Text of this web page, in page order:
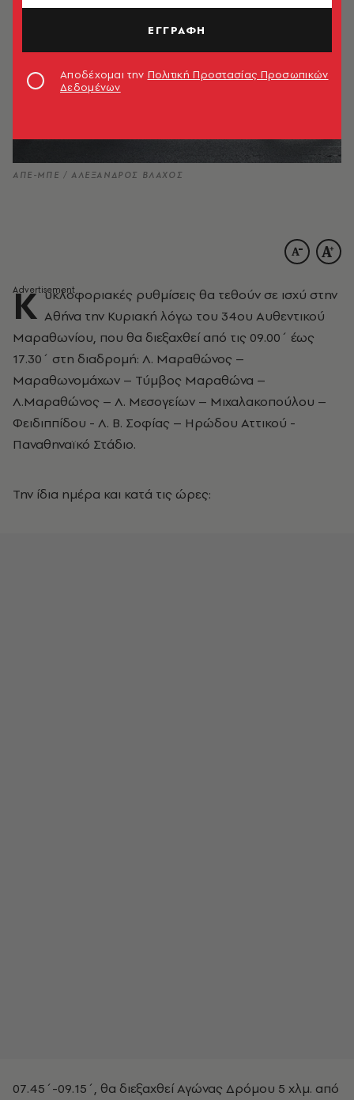
ΑΠΕ-ΜΠΕ / ΑΛΕΞΑΝΔΡΟΣ ΒΛΑΧΟΣ
Κ υκλοφοριακές ρυθμίσεις θα τεθούν σε ισχύ στην
Αθήνα την Κυριακή λόγω του 34ου Αυθεντικού
Μαραθωνίου, που θα διεξαχθεί από τις 09.00΄ έως
17.30΄ στη διαδρομή: Λ. Μαραθώνος –
Μαραθωνομάχων – Τύμβος Μαραθώνα –
Λ.Μαραθώνος – Λ. Μεσογείων – Μιχαλακοπούλου –
Φειδιππίδου - Λ. Β. Σοφίας – Ηρώδου Αττικού -
Παναθηναϊκό Στάδιο.
Την ίδια ημέρα και κατά τις ώρες:
07.45΄-09.15΄, θα διεξαχθεί Αγώνας Δρόμου 5 χλμ. από
ΕΓΓΡΑΦΗ
Αποδέχομαι την Πολιτική Προστασίας Προσωπικών
Δεδομένων